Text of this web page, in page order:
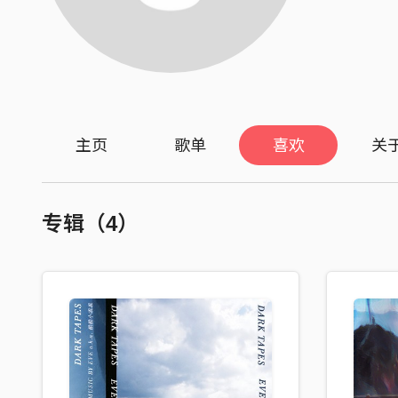
主页 歌单 喜欢 关
专辑（4）